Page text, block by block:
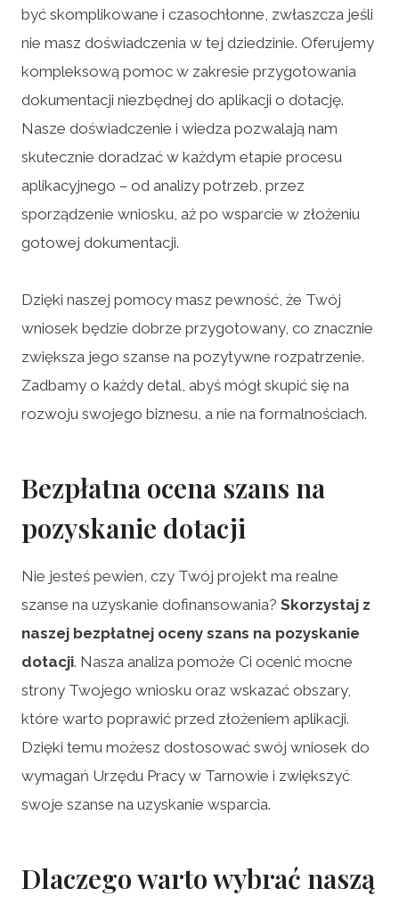
być skomplikowane i czasochłonne, zwłaszcza jeśli
nie masz doświadczenia w tej dziedzinie. Oferujemy
kompleksową pomoc w zakresie przygotowania
dokumentacji niezbędnej do aplikacji o dotację.
Nasze doświadczenie i wiedza pozwalają nam
skutecznie doradzać w każdym etapie procesu
aplikacyjnego – od analizy potrzeb, przez
sporządzenie wniosku, aż po wsparcie w złożeniu
gotowej dokumentacji.
Dzięki naszej pomocy masz pewność, że Twój
wniosek będzie dobrze przygotowany, co znacznie
zwiększa jego szanse na pozytywne rozpatrzenie.
Zadbamy o każdy detal, abyś mógł skupić się na
rozwoju swojego biznesu, a nie na formalnościach.
Bezpłatna ocena szans na
pozyskanie dotacji
Nie jesteś pewien, czy Twój projekt ma realne
szanse na uzyskanie dofinansowania? Skorzystaj z
naszej bezpłatnej oceny szans na pozyskanie
dotacji. Nasza analiza pomoże Ci ocenić mocne
strony Twojego wniosku oraz wskazać obszary,
które warto poprawić przed złożeniem aplikacji.
Dzięki temu możesz dostosować swój wniosek do
wymagań Urzędu Pracy w Tarnowie i zwiększyć
swoje szanse na uzyskanie wsparcia.
Dlaczego warto wybrać naszą